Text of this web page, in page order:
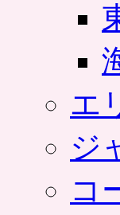
エ
ジ
コ